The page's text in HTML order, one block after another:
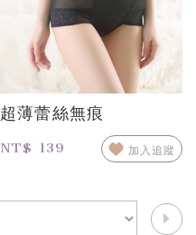
超薄蕾絲無痕
NT$ 139 加入追蹤